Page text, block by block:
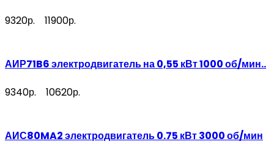
9320р. 11900р.
АИР71B6 электродвигатель на 0,55 кВт 1000 об/мин..
9340р. 10620р.
АИС80MA2 электродвигатель 0.75 кВт 3000 об/мин